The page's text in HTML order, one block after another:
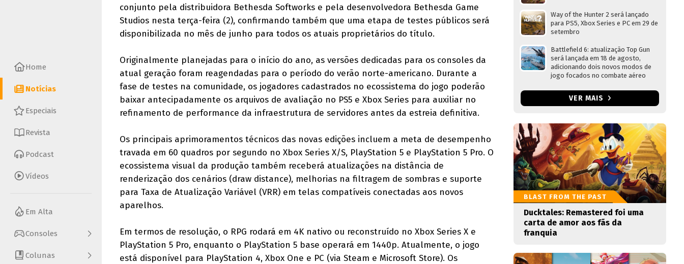
Home
Notícias
Especiais
Revista
Podcast
Vídeos
Em Alta
Consoles
Colunas
conjunto pela distribuidora Bethesda Softworks e pela desenvolvedora Bethesda Game
Studios nesta terça-feira (2), confirmando também que uma etapa de testes públicos será
disponibilizada no mês de junho para todos os atuais proprietários do título.
Originalmente planejadas para o início do ano, as versões dedicadas para os consoles da
atual geração foram reagendadas para o período do verão norte-americano. Durante a
fase de testes na comunidade, os jogadores cadastrados no ecossistema do jogo poderão
baixar antecipadamente os arquivos de avaliação no PS5 e Xbox Series para auxiliar no
refinamento de performance da infraestrutura de servidores antes da estreia definitiva.
Os principais aprimoramentos técnicos das novas edições incluem a meta de desempenho
travada em 60 quadros por segundo no Xbox Series X/S, PlayStation 5 e PlayStation 5 Pro. O
ecossistema visual da produção também receberá atualizações na distância de
renderização dos cenários (draw distance), melhorias na filtragem de sombras e suporte
para Taxa de Atualização Variável (VRR) em telas compatíveis conectadas aos novos
aparelhos.
Em termos de resolução, o RPG rodará em 4K nativo ou reconstruído no Xbox Series X e
PlayStation 5 Pro, enquanto o PlayStation 5 base operará em 1440p. Atualmente, o jogo
está disponível para PlayStation 4, Xbox One e PC (via Steam e Microsoft Store). Os
Way of the Hunter 2 será lançado
para PS5, Xbox Series e PC em 29 de
setembro
Battlefield 6: atualização Top Gun
será lançada em 18 de agosto,
adicionando dois novos modos de
jogo focados no combate aéreo
VER MAIS
BLAST FROM THE PAST
Ducktales: Remastered foi uma
carta de amor aos fãs da
franquia